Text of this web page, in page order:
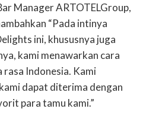
Manager ARTOTELGroup,
“Pada intinya
ini, khususnya juga
kami menawarkan cara
Indonesia. Kami
dapat diterima dengan
para tamu kami.”